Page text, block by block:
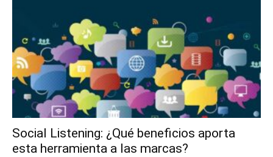
Social Listening: ¿Qué beneficios aporta
esta herramienta a las marcas?